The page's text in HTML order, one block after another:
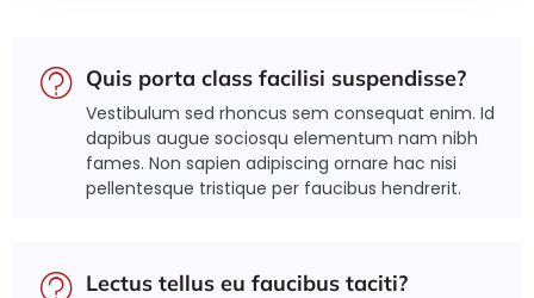
Quis porta class facilisi suspendisse?
Vestibulum sed rhoncus sem consequat enim. Id
dapibus augue sociosqu elementum nam nibh
fames. Non sapien adipiscing ornare hac nisi
pellentesque tristique per faucibus hendrerit.
Lectus tellus eu faucibus taciti?